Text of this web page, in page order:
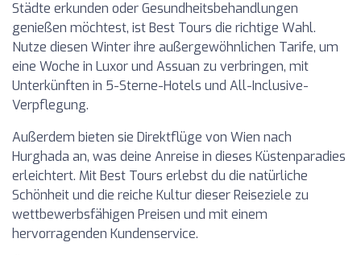
Städte erkunden oder Gesundheitsbehandlungen
genießen möchtest, ist Best Tours die richtige Wahl.
Nutze diesen Winter ihre außergewöhnlichen Tarife, um
eine Woche in Luxor und Assuan zu verbringen, mit
Unterkünften in 5-Sterne-Hotels und All-Inclusive-
Verpflegung.
Außerdem bieten sie Direktflüge von Wien nach
Hurghada an, was deine Anreise in dieses Küstenparadies
erleichtert. Mit Best Tours erlebst du die natürliche
Schönheit und die reiche Kultur dieser Reiseziele zu
wettbewerbsfähigen Preisen und mit einem
hervorragenden Kundenservice.